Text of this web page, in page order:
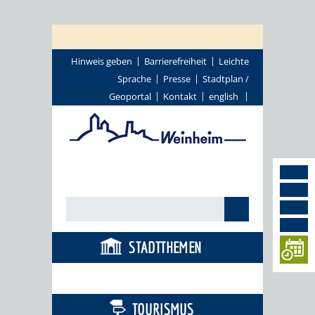
Hinweis geben Barrierefreiheit
Leichte
Sprache
Presse
Stadtplan /
Geoportal
Kontakt english
STADTTHEMEN
TOURISMUS